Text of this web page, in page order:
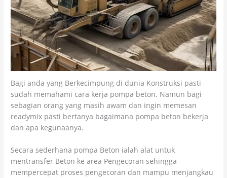
Bagi anda yang Berkecimpung di dunia Konstruksi pasti
sudah memahami cara kerja pompa beton. Namun bagi
sebagian orang yang masih awam dan ingin memesan
readymix pasti bertanya bagaimana pompa beton bekerja
dan apa kegunaanya.
Secara sederhana pompa Beton ialah alat untuk
mentransfer Beton ke area Pengecoran sehingga
mempercepat proses pengecoran dan mampu menjangkau